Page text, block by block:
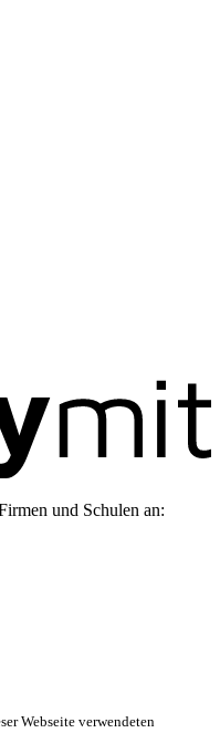
und Schulen an:
Webseite verwendeten